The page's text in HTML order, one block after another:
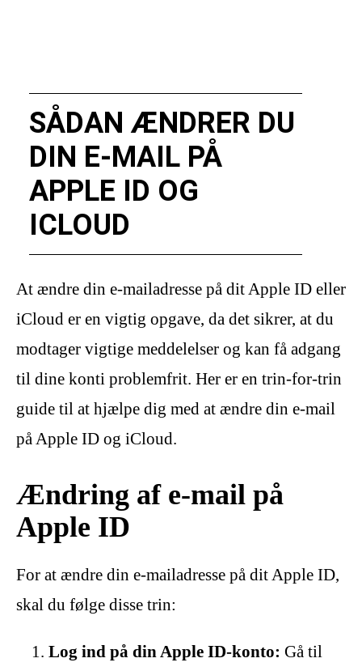
SÅDAN ÆNDRER DU
DIN E-MAIL PÅ
APPLE ID OG
ICLOUD
At ændre din e-mailadresse på dit Apple ID eller
iCloud er en vigtig opgave, da det sikrer, at du
modtager vigtige meddelelser og kan få adgang
til dine konti problemfrit. Her er en trin-for-trin
guide til at hjælpe dig med at ændre din e-mail
på Apple ID og iCloud.
Ændring af e-mail på
Apple ID
For at ændre din e-mailadresse på dit Apple ID,
skal du følge disse trin:
Log ind på din Apple ID-konto: Gå til